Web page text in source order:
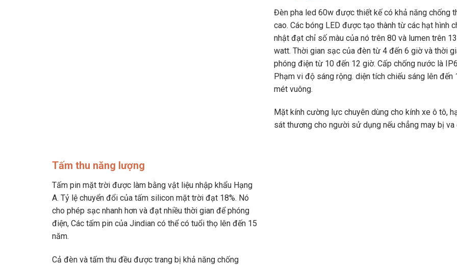
Đèn pha led 60w được thiết kế có khả năng chống
cao. Các bóng LED được tạo thành từ các hạt hình
nhật đạt chỉ số màu của nó trên 80 và lumen trên
watt. Thời gian sạc của đèn từ 4 đến 6 giờ và thời
phóng điện từ 10 đến 12 giờ. Cấp chống nước là
Phạm vi độ sáng rộng. diện tích chiếu sáng lên đến
mét vuông.
Mặt kính cường lực chuyên dùng cho kính xe ô tô,
sát thương cho người sử dụng nếu chẳng may bị va
Tấm thu năng lượng
Tấm pin mặt trời được làm bằng vật liệu nhập khẩu Hạng
A. Tỷ lệ chuyển đổi của tấm silicon mặt trời đạt 18%. Nó
cho phép sạc nhanh hơn và đạt nhiều thời gian để phóng
điện, Các tấm pin của Jindian có thể có tuổi thọ lên đến 15
năm.
Cả đèn và tấm thu đều được trang bị khả năng chống